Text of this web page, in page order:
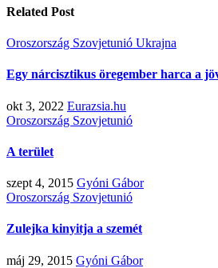
Related Post
Oroszország Szovjetunió Ukrajna
Egy nárcisztikus öregember harca a
okt 3, 2022 Eurazsia.hu
Oroszország Szovjetunió
A terület
szept 4, 2015 Gyóni Gábor
Oroszország Szovjetunió
Zulejka kinyitja a szemét
máj 29, 2015 Gyóni Gábor